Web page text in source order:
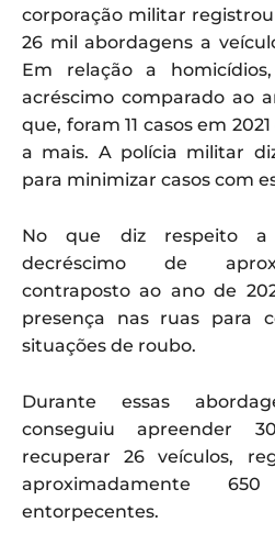
corporação militar
26 mil abordagens a
Em relação a
acréscimo comparado ao
que, foram 11 casos em
a mais. A polícia militar
para minimizar casos com
No que diz respeito
decréscimo de
contraposto ao ano de
presença nas ruas para
situações de roubo.
Durante essas
conseguiu apreender
recuperar 26 veículos,
aproximadamente
entorpecentes.